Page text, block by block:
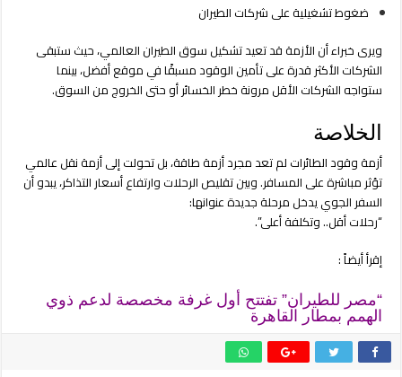
ضغوط تشغيلية على شركات الطيران
ويرى خبراء أن الأزمة قد تعيد تشكيل سوق الطيران العالمي، حيث ستبقى
الشركات الأكثر قدرة على تأمين الوقود مسبقًا في موقع أفضل، بينما
ستواجه الشركات الأقل مرونة خطر الخسائر أو حتى الخروج من السوق.
الخلاصة
أزمة وقود الطائرات لم تعد مجرد أزمة طاقة، بل تحولت إلى أزمة نقل عالمي
تؤثر مباشرة على المسافر. وبين تقليص الرحلات وارتفاع أسعار التذاكر، يبدو أن
السفر الجوي يدخل مرحلة جديدة عنوانها:
“رحلات أقل.. وتكلفة أعلى”.
إقرأ أيضاً :
“مصر للطيران” تفتتح أول غرفة مخصصة لدعم ذوي
الهمم بمطار القاهرة